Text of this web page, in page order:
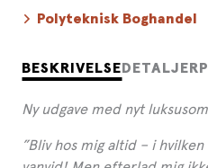
BESKRIVELSE DETALJER
Ny udgave med nyt
”Bliv hos mig altid – i
Polyteknisk Boghandel